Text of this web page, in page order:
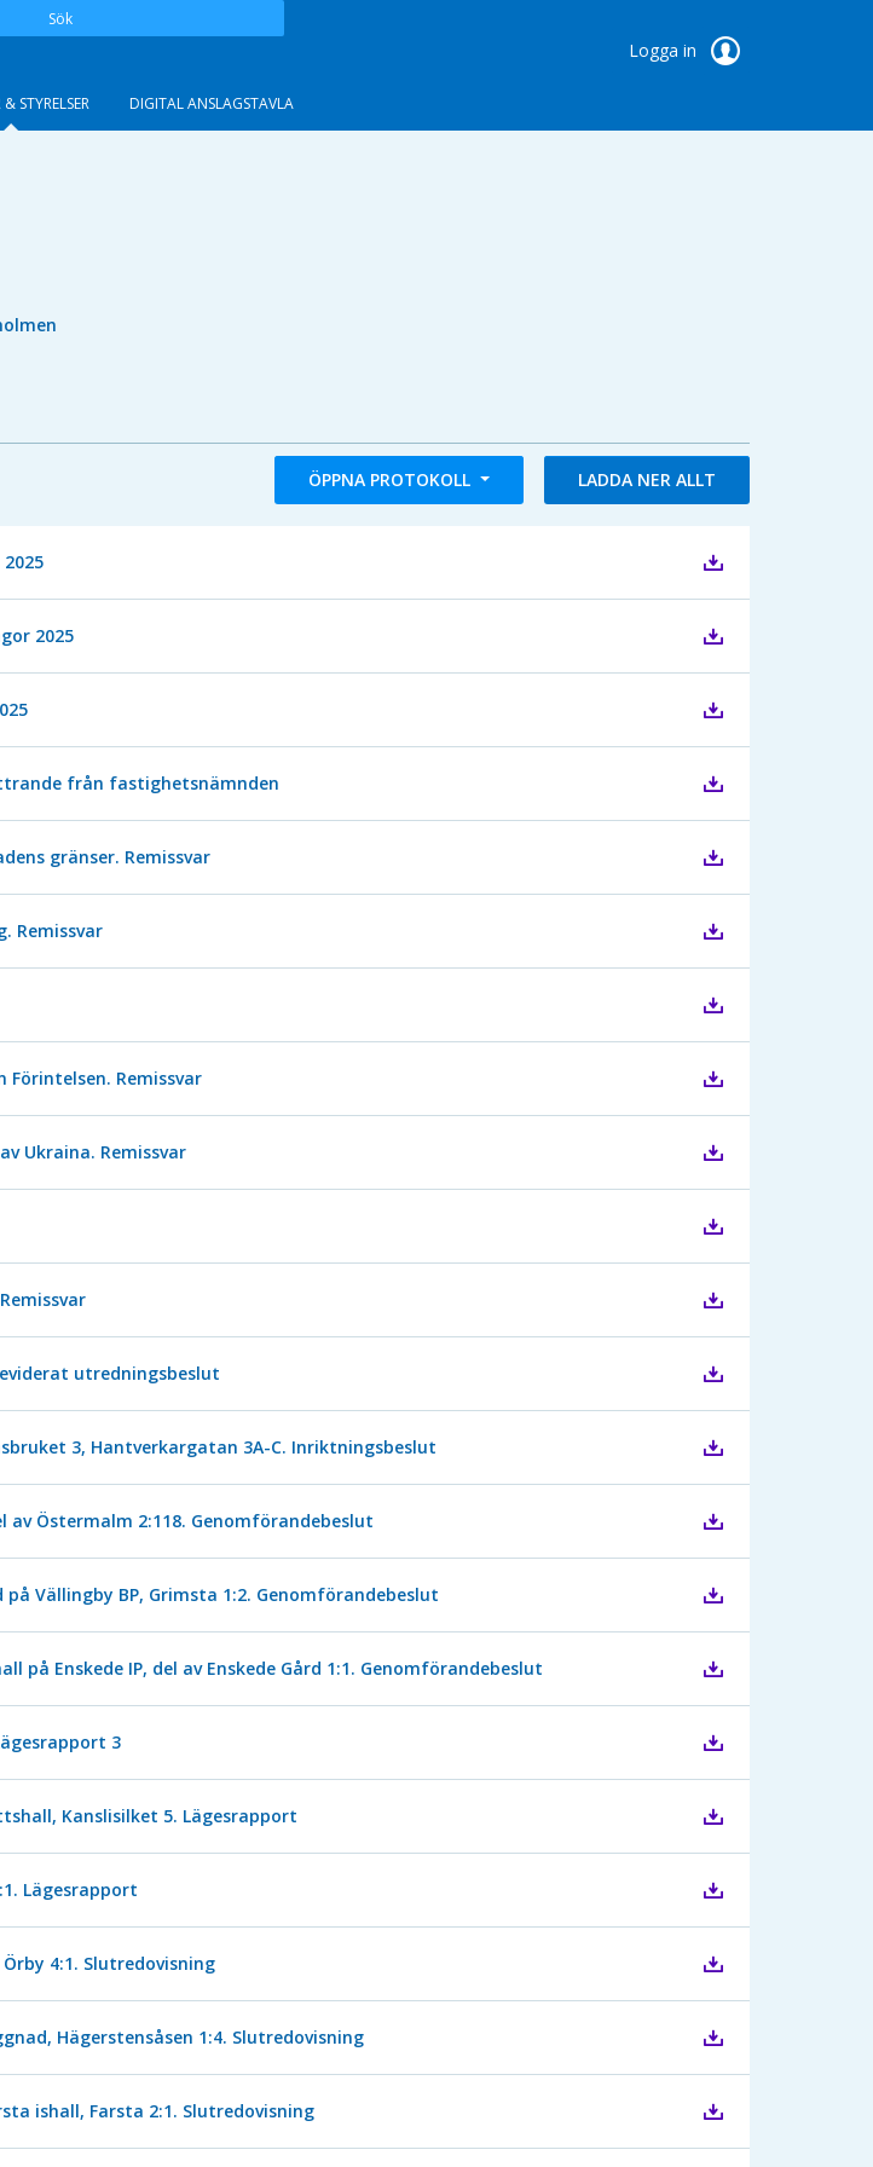
Sök
Logga in
STYRELSER DIGITAL ANSLAGSTAVLA
ÖPPNA PROTOKOLL LADDA NER ALLT
2025
från fastighetsnämnden
gränser. Remissvar
Remissvar
Remissvar
Ukraina. Remissvar
utredningsbeslut
3, Hantverkargatan 3A-C. Inriktningsbeslut
Östermalm 2:118. Genomförandebeslut
Vällingby BP, Grimsta 1:2. Genomförandebeslut
Enskede IP, del av Enskede Gård 1:1. Genomförandebeslut
3
Kanslisilket 5. Lägesrapport
Lägesrapport
4:1. Slutredovisning
Hägerstensåsen 1:4. Slutredovisning
ishall, Farsta 2:1. Slutredovisning